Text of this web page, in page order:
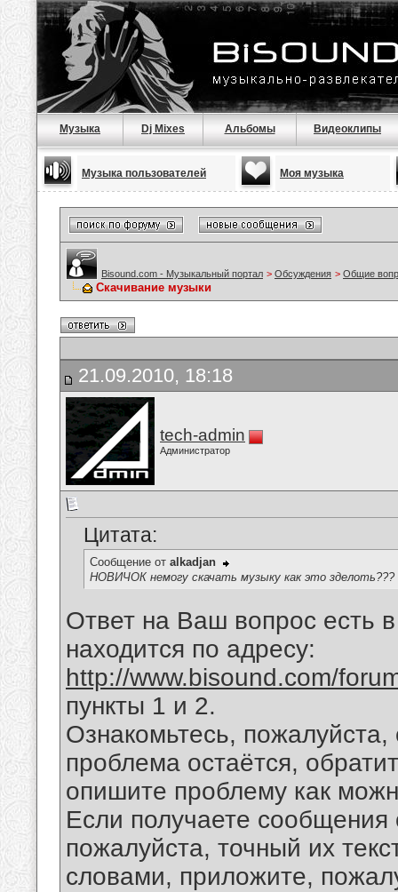
Музыка Dj Mixes Альбомы Видеоклипы
Музыка пользователей Моя музыка
Bisound.com - Музыкальный портал > Обсуждения > Общие
Скачивание музыки
21.09.2010, 18:18
tech-admin
Администратор
Цитата:
Сообщение от alkadjan
НОВИЧОК немогу скачать музыку как это зделоть???
Ответ на Ваш вопрос есть
находится по адресу:
http://www.bisound.com/
пункты 1 и 2.
Ознакомьтесь,
проблема остаётся,
опишите проблему как
Если получаете сообщения
пожалуйста, точный их
словами, приложите,